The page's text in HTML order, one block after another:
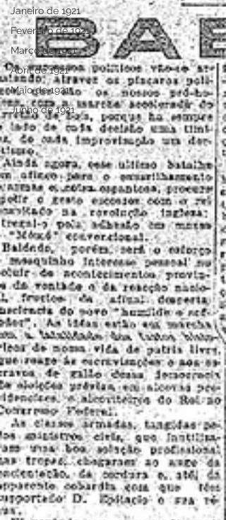
Janeiro de 1921
Fevereiro de 1921
Março de 1921
Abril de 1921
Maio de 1921
Junho de 1921